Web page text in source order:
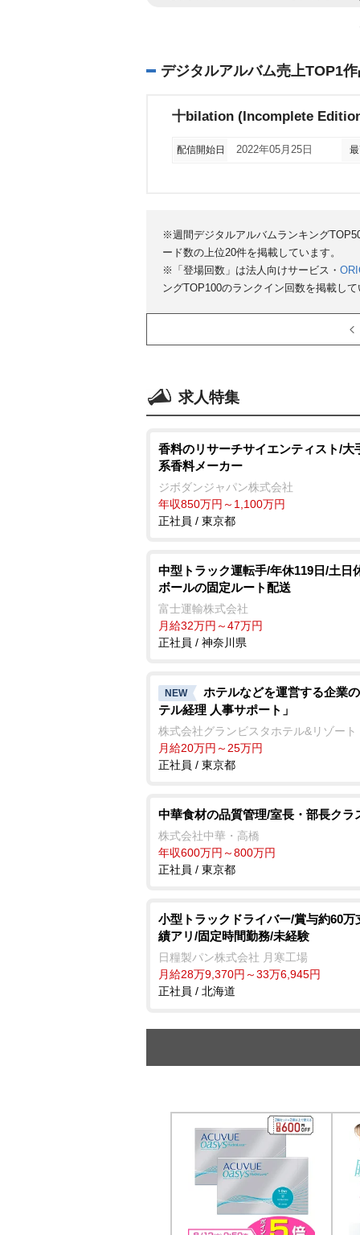
デジタルアルバム売上TOP1
十bilation (Incomplete
配信開始日 2022年05月25日
※週間デジタルアルバムランキング
ード数の上位20件を掲載しています。
※「登場回数」は法人向けサービス・
ングTOP100のランクイン回数を掲載し
求人特集
香料のリサーチサイエンティスト/大
系香料メーカー
ジボダンジャパン株式会社
年収850万円～1,100万円
正社員 / 東京都
中型トラック運転手/年休119日/土日
ボールの固定ルート配送
富士運輸株式会社
月給32万円～47万円
正社員 / 神奈川県
NEW
ホテルなどを運営する企業
テル経理 人事サポート」
株式会社グランビスタホテル&リゾート
月給20万円～25万円
正社員 / 東京都
中華食材の品質管理/室長・部長クラ
株式会社中華・高橋
年収600万円～800万円
正社員 / 東京都
小型トラックドライバー/賞与約60万
績アリ/固定時間勤務/未経験
日糧製パン株式会社 月寒工場
月給28万9,370円～33万6,945円
正社員 / 北海道